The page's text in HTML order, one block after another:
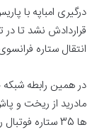
درگیری امباپه با
قراردادش نشد تا در
انتقال ستاره
در همین رابطه شبکه
مادرید از ریخت و
ها 35 ستاره فوتبال را در تابستان گذشته با هزینه های هنگفت شکار کردند.